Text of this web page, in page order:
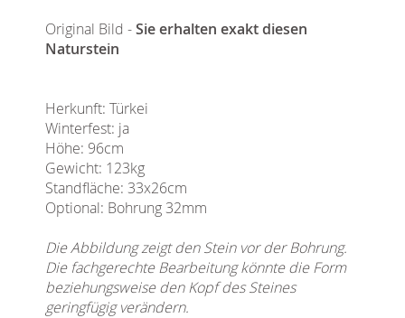
Original Bild -Sie erhalten exakt diesen
Naturstein
Herkunft: Türkei
Winterfest: ja
Höhe: 96cm
Gewicht: 123kg
Standfläche: 33x26cm
Optional: Bohrung 32mm
Die Abbildung zeigt den Stein vor der Bohrung.
Die fachgerechte Bearbeitung könnte die Form
beziehungsweise den Kopf des Steines
geringfügig verändern.